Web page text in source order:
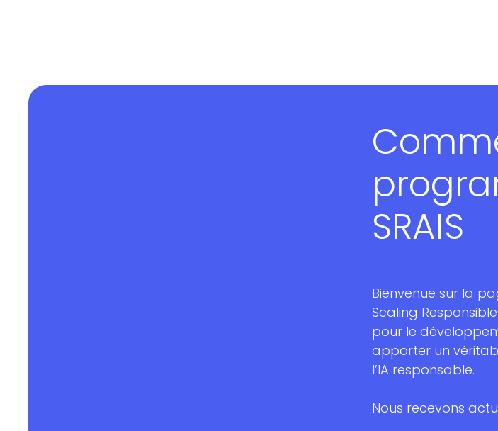
SRAIS
Bienvenue sur la
Scaling
pour le
apporter un
l’IA responsable.
Nous recevons